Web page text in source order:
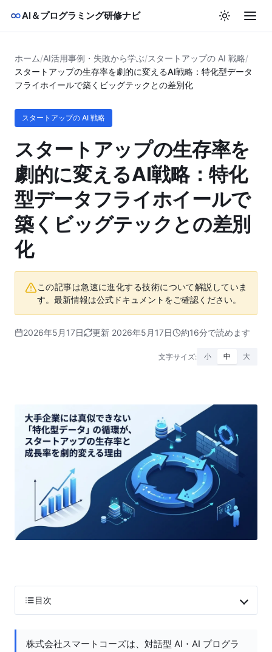
AI＆プログラミング研修ナビ
ホーム/AI活用事例・失敗から学ぶ/スタートアップの AI 戦略/
スタートアップの生存率を劇的に変えるAI戦略：特化型データ
フライホイールで築くビッグテックとの差別化
スタートアップの AI 戦略
スタートアップの生存率を
劇的に変えるAI戦略：特化
型データフライホイールで
築くビッグテックとの差別
化
この記事は急速に進化する技術について解説していま
す。最新情報は公式ドキュメントをご確認ください。
2026年5月17日 更新 2026年5月17日 約16分で読めます
文字サイズ: 小 中 大
目次
株式会社スマートコーズは、対話型 AI・AI プログラ